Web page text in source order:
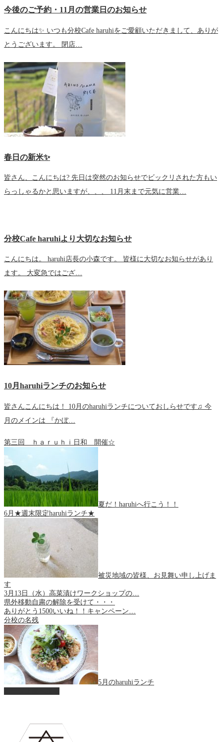
今後のご予約・11月の営業日のお知らせ
こんにちは✨ いつも分校Cafe haruhiをご愛顧いただきまして、ありが
とうございます。 閉店…
春日の新米✨
皆さん、こんにちは? 先日は突然のお知らせでビックリされた方もい
らっしゃるかと思いますが、、、 11月末まで元気に営業…
分校Cafe haruhiより大切なお知らせ
こんにちは。 haruhi店長の小森です。 皆様に大切なお知らせがあり
ます。 大変急ではござ…
10月haruhiランチのお知らせ
皆さんこんにちは！ 10月のharuhiランチについておしらせです♫ 今
月のメインは 『かぼ…
第三回 ｈａｒｕｈｉ日和 開催☆
夏だ！haruhiへ行こう！！
6月★週末限定haruhiランチ★
被災地域の皆様、お見舞い申し上げま
す
3月13日（水）高菜漬けワークショップの…
県外移動自粛の解除を受けて・・・
ありがとう1500いいね！！キャンペーン…
分校の名残
5月のharuhiランチ